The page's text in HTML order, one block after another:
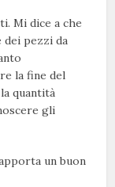
Mi dice a che
pezzi da
la fine del
quantità
gli
un buon